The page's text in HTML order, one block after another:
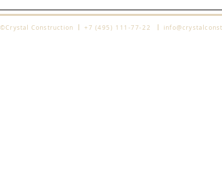
©Crystal Construction +7 (495) 111-77-22
l l